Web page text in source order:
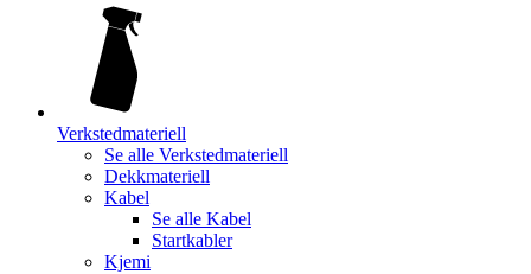
Verkstedmateriell
Se alle Verkstedmateriell
Dekkmateriell
Kabel
Se alle Kabel
Startkabler
Kjemi